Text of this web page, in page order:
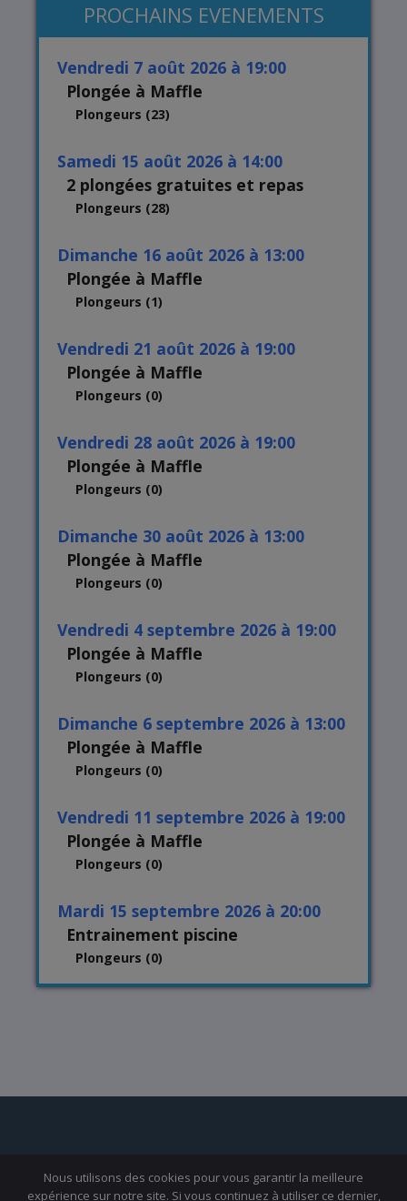
PROCHAINS EVENEMENTS
vendredi 7 août 2026 à 19:00
Plongée à Maffle
Plongeurs (23)
samedi 15 août 2026 à 14:00
2 plongées gratuites et repas
Plongeurs (28)
dimanche 16 août 2026 à 13:00
Plongée à Maffle
Plongeurs (1)
vendredi 21 août 2026 à 19:00
Plongée à Maffle
Plongeurs (0)
vendredi 28 août 2026 à 19:00
Plongée à Maffle
Plongeurs (0)
dimanche 30 août 2026 à 13:00
Plongée à Maffle
Plongeurs (0)
vendredi 4 septembre 2026 à 19:00
Plongée à Maffle
Plongeurs (0)
dimanche 6 septembre 2026 à 13:00
Plongée à Maffle
Plongeurs (0)
vendredi 11 septembre 2026 à 19:00
Plongée à Maffle
Plongeurs (0)
mardi 15 septembre 2026 à 20:00
Entrainement piscine
Plongeurs (0)
Nous utilisons des cookies pour vous garantir la meilleure
expérience sur notre site. Si vous continuez à utiliser ce dernier,